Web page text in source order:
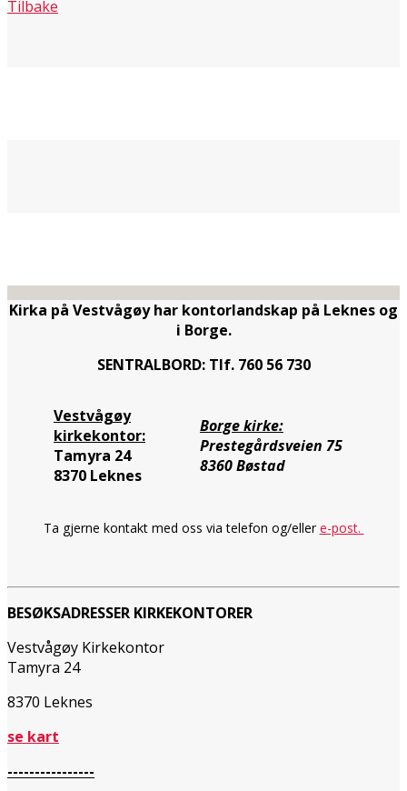
Tilbake
Kirka på Vestvågøy har kontorlandskap på Leknes og
i Borge.
SENTRALBORD: Tlf. 760 56 730
Vestvågøy
kirkekontor:
Tamyra 24
8370 Leknes
Borge kirke:
Prestegårdsveien 75
8360 Bøstad
Ta gjerne kontakt med oss via telefon og/ellere-post.
BESØKSADRESSER KIRKEKONTORER
Vestvågøy Kirkekontor
Tamyra 24
8370 Leknes
se kart
----------------